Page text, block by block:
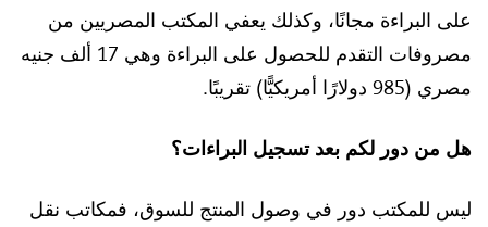
على البراءة مجانًا، وكذلك يعفي المكتب المصريين من
مصروفات التقدم للحصول على البراءة وهي 17 ألف جنيه
مصري (985 دولارًا أمريكيًّا) تقريبًا.
هل من دور لكم بعد تسجيل البراءات؟
ليس للمكتب دور في وصول المنتج للسوق، فمكاتب نقل